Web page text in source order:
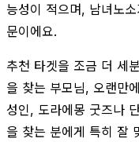
능성이 적으며, 남녀노
문이에요.
추천 타겟을 조금 더 세
을 찾는 부모님, 오랜만
성인, 도라에몽 굿즈나
을 찾는 분에게 특히 잘